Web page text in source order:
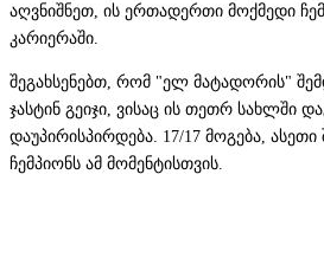
აღვნიშნეთ, ის ერთადერთი მოქმედი
კარიერაში.
შეგახსენებთ, რომ "ელ მატადორის"
ჯასტინ გეიჯი, ვისაც ის თეთრ სახლში
დაუპირისპირდება. 17/17 მოგება, ასეთი
ჩემპიონს ამ მომენტისთვის.